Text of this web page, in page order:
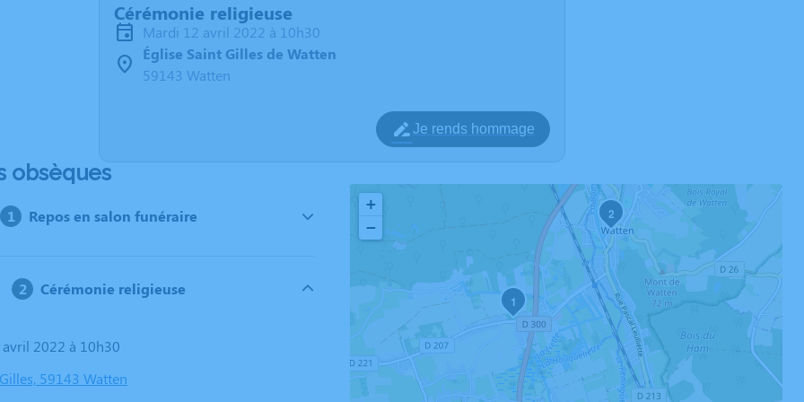
Cérémonie religieuse
mardi 12 avril 2022 à 10h30
Église Saint Gilles de Watten
59143 Watten
Je rends hommage
obsèques
Repos en salon funéraire
Cérémonie religieuse
avril 2022 à 10h30
59143 Watten
1
2
+
−